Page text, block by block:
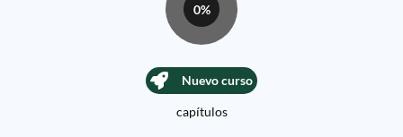
0%
Nuevo curso
capítulos